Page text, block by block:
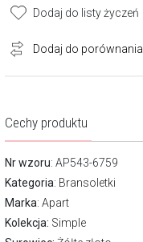
Dodaj do listy życzeń
Dodaj do porównania
Cechy produktu
Nr wzoru: AP543-6759
Kategoria: Bransoletki
Marka: Apart
Kolekcja: Simple